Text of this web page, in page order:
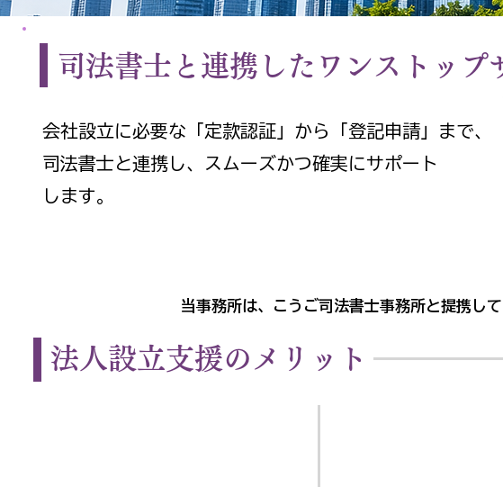
司法書士と連携したワンストップ
会社設立に必要な「定款認証」から「登記申請」まで、
司法書士と連携し、スムーズかつ確実にサポート
します。
当事務所は、こうご司法書士事務所と提携し
法人設立支援のメリット